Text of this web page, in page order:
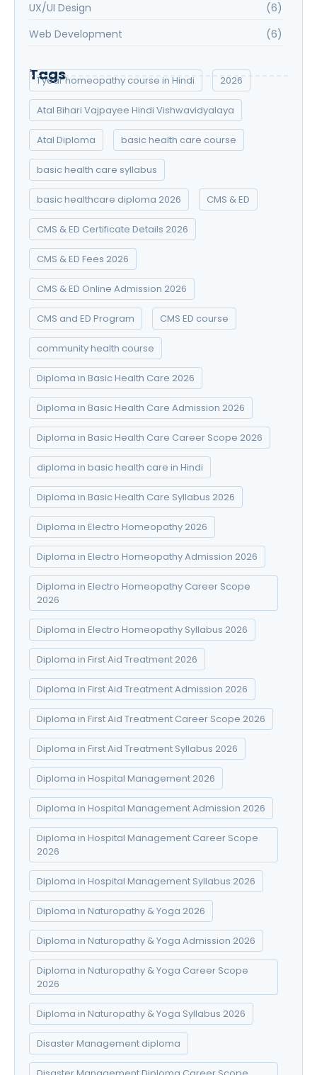
UX/UI Design
(6)
Web Development
(6)
Tags
1 year homeopathy course in Hindi 2026
Atal Bihari Vajpayee Hindi Vishwavidyalaya
Atal Diploma basic health care course
basic health care syllabus
basic healthcare diploma 2026 CMS & ED
CMS & ED Certificate Details 2026
CMS & ED Fees 2026
CMS & ED Online Admission 2026
CMS and ED Program CMS ED course
community health course
Diploma in Basic Health Care 2026
Diploma in Basic Health Care Admission 2026
Diploma in Basic Health Care Career Scope 2026
diploma in basic health care in Hindi
Diploma in Basic Health Care Syllabus 2026
Diploma in Electro Homeopathy 2026
Diploma in Electro Homeopathy Admission 2026
Diploma in Electro Homeopathy Career Scope
2026
Diploma in Electro Homeopathy Syllabus 2026
Diploma in First Aid Treatment 2026
Diploma in First Aid Treatment Admission 2026
Diploma in First Aid Treatment Career Scope 2026
Diploma in First Aid Treatment Syllabus 2026
Diploma in Hospital Management 2026
Diploma in Hospital Management Admission 2026
Diploma in Hospital Management Career Scope
2026
Diploma in Hospital Management Syllabus 2026
Diploma in Naturopathy & Yoga 2026
Diploma in Naturopathy & Yoga Admission 2026
Diploma in Naturopathy & Yoga Career Scope
2026
Diploma in Naturopathy & Yoga Syllabus 2026
Disaster Management diploma